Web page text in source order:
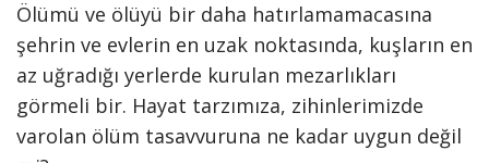
Ölümü ve ölüyü bir daha hatırlamamacasına
şehrin ve evlerin en uzak noktasında, kuşların en
az uğradığı yerlerde kurulan mezarlıkları
görmeli bir. Hayat tarzımıza, zihinlerimizde
varolan ölüm tasavvuruna ne kadar uygun değil